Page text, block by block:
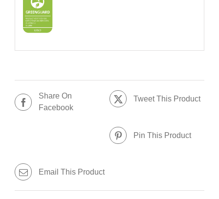
Share On
Facebook
Tweet This Product
Pin This Product
Email This Product